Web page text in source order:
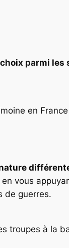
parmi
en France
vous
de guerres.
troupes à la